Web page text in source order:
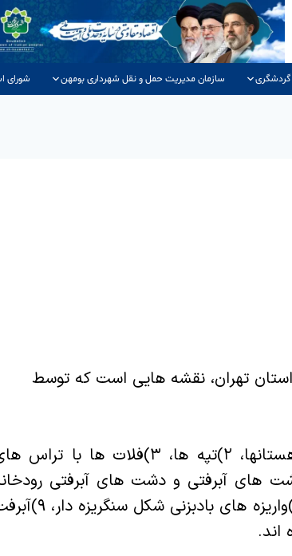
گردشگری سازمان مدیریت حمل و نقل شهرداری بومهن شورای
تهران، نقشه هایی است که توسط
در این نقشه ها نه تیپ اراضی شامل:۱)کوهستانها، ۲)تپه ها، ۳)فلات ها با
۴)دشت های آبرفتی دامنه ای، ۵)دشت های آبرفتی و دشت های آبرفتی
ای، ۶)اراضی پست، ۷)دشت های سیلابی، ۸)واریزه های بادبزنی شکل